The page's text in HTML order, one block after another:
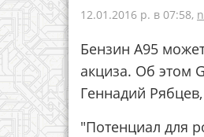
12.01.2016 р. в 07:58,
Бензин А95
акциза. Об этом
Геннадий
"Потенциал для